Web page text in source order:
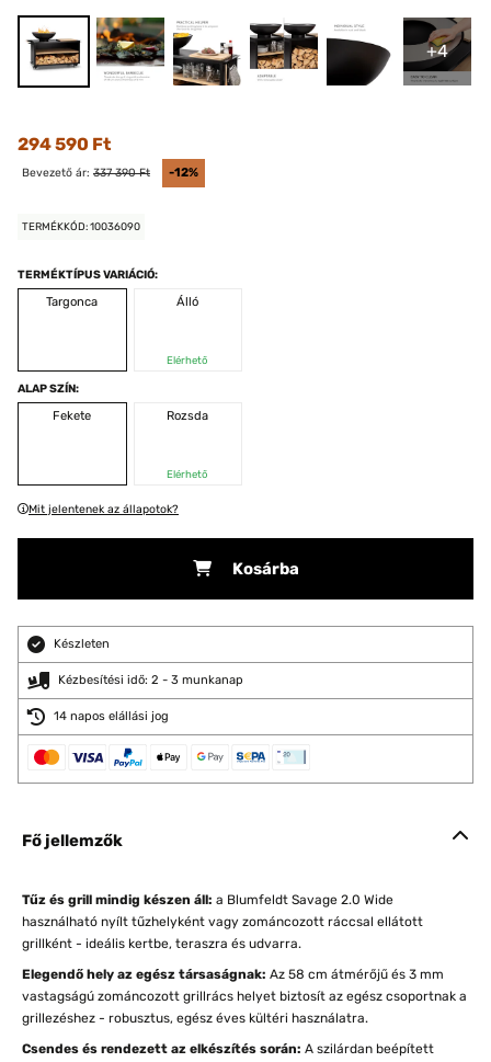
+4
294 590 Ft
Bevezető ár: 337 390 Ft -12%
TERMÉKKÓD: 10036090
TERMÉKTÍPUS VARIÁCIÓ:
Targonca
Álló
Elérhető
ALAP SZÍN:
Fekete
Rozsda
Elérhető
Mit jelentenek az állapotok?
Kosárba
Készleten
Kézbesítési idő: 2 - 3 munkanap
14 napos elállási jog
Fő jellemzők
Tűz és grill mindig készen áll: a Blumfeldt Savage 2.0 Wide
használható nyílt tűzhelyként vagy zománcozott ráccsal ellátott
grillként - ideális kertbe, teraszra és udvarra.
Elegendő hely az egész társaságnak: Az 58 cm átmérőjű és 3 mm
vastagságú zománcozott grillrács helyet biztosít az egész csoportnak a
grillezéshez - robusztus, egész éves kültéri használatra.
Csendes és rendezett az elkészítés során: A szilárdan beépített